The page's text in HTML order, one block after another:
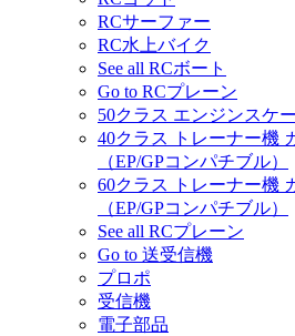
RCサーファー
RC水上バイク
See all RCボート
Go to RCプレーン
50クラス エンジンスケ
40クラス トレーナー機
（EP/GPコンパチブル）
60クラス トレーナー機
（EP/GPコンパチブル）
See all RCプレーン
Go to 送受信機
プロポ
受信機
電子部品